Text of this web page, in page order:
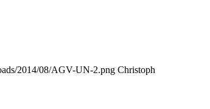
2014/08/AGV-UN-2.png Christoph